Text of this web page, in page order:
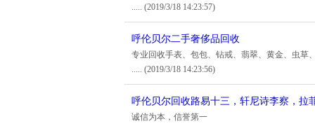
..... (2019/3/18 14:23:57)
呼伦贝尔二手奢侈品回收
专业回收手表、包包、钻戒、翡翠、黄金、虫草
..... (2019/3/18 14:23:56)
呼伦贝尔回收路易十三，轩尼诗李察，拉
诚信为本，信誉第一